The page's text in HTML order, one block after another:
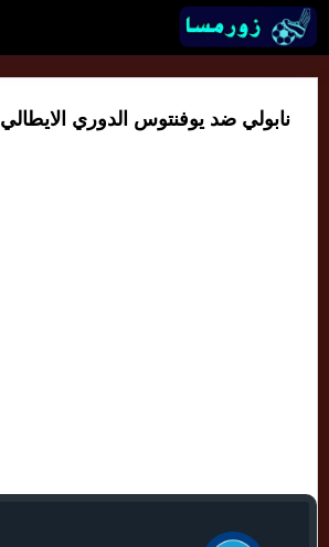
نابولي ضد يوفنتوس الدوري الايطالي 9:45